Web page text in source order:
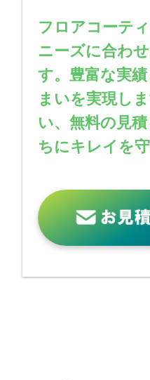
フロアコーテ
ニーズに合わ
す。豊富な実
まいを実現し
い、無料の見
ちにキレイを守